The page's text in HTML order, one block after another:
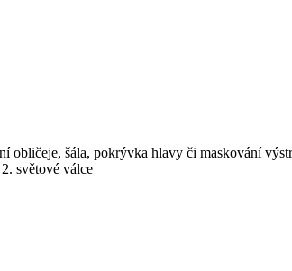
obličeje, šála, pokrývka hlavy či maskování
světové válce